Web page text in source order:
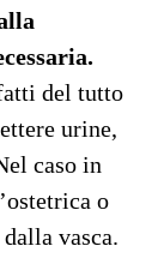
del tutto
urine,
caso in
o
vasca.